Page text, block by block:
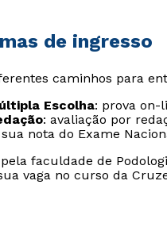
de ingresso
caminhos para
Escolha: prova on-
: avaliação por
nota do Exame
faculdade de
vaga no curso da